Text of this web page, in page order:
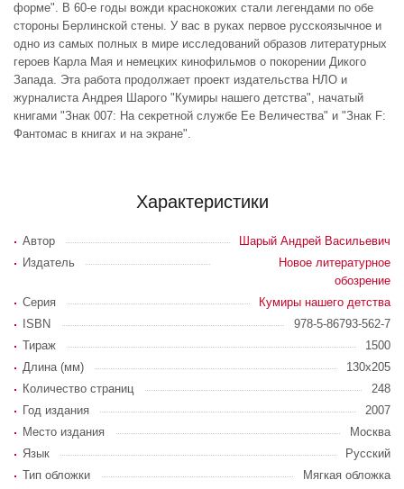
форме". В 60-е годы вожди краснокожих стали легендами по обе
стороны Берлинской стены. У вас в руках первое русскоязычное и
одно из самых полных в мире исследований образов литературных
героев Карла Мая и немецких кинофильмов о покорении Дикого
Запада. Эта работа продолжает проект издательства НЛО и
журналиста Андрея Шарого "Кумиры нашего детства", начатый
книгами "Знак 007: На секретной службе Ее Величества" и "Знак F:
Фантомас в книгах и на экране".
Характеристики
Автор
Шарый Андрей Васильевич
Издатель
Новое литературное
обозрение
Серия
Кумиры нашего детства
ISBN
978-5-86793-562-7
Тираж
1500
Длина (мм)
130х205
Количество страниц
248
Год издания
2007
Место издания
Москва
Язык
Русский
Тип обложки
Мягкая обложка